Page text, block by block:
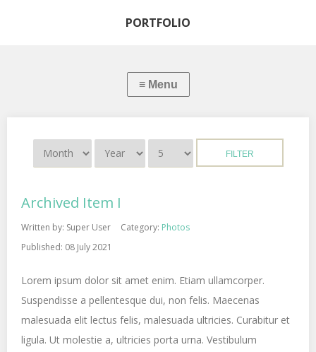
PORTFOLIO
FILTER
Archived Item I
Written by: Super User Category: Photos
Published: 08 July 2021
Lorem ipsum dolor sit amet enim. Etiam ullamcorper.
Suspendisse a pellentesque dui, non felis. Maecenas
malesuada elit lectus felis, malesuada ultricies. Curabitur et
ligula. Ut molestie a, ultricies porta urna. Vestibulum